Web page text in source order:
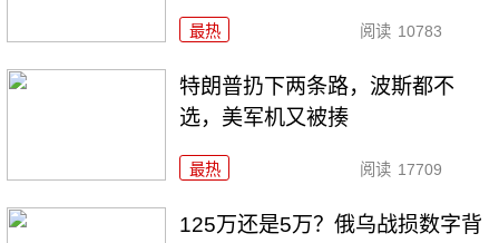
最热 阅读 10783
特朗普扔下两条路，波斯都不
选，美军机又被揍
最热 阅读 17709
125万还是5万？俄乌战损数字背